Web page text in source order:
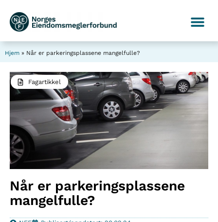
Hjem » Når er parkeringsplassene mangelfulle?
Fagartikkel
Når er parkeringsplassene
mangelfulle?